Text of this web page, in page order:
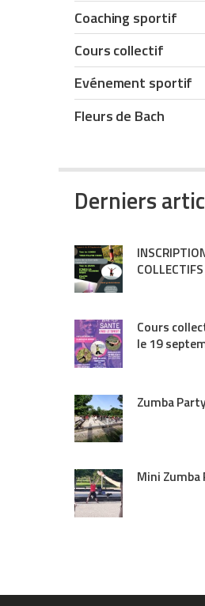
Coaching sportif
Cours collectif
Evénement sportif
Fleurs de Bach
Derniers
Cours
le 19
Zumba
Mini Zumba